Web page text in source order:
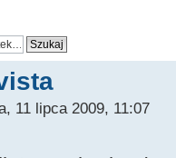
11 lipca 2009, 11:07